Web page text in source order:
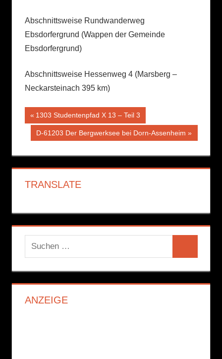
Abschnittsweise Rundwanderweg
Ebsdorfergrund (Wappen der Gemeinde
Ebsdorfergrund)
Abschnittsweise Hessenweg 4 (Marsberg –
Neckarsteinach 395 km)
Beitragsnavigation
Vorheriger
Beitrag:
1303 Studentenpfad X 13 – Teil 3
Nächster
D-61203 Der Bergwerksee bei Dorn-Assenheim
TRANSLATE
Suchen
nach:
ANZEIGE